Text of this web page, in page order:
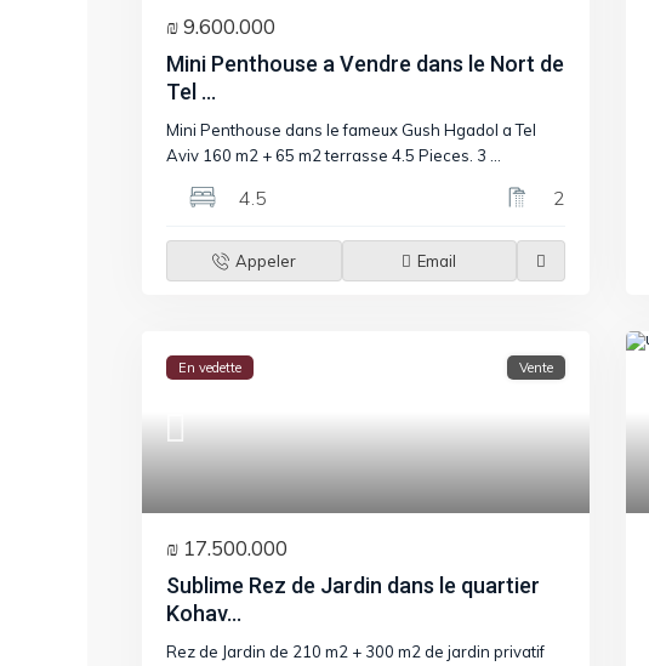
₪ 9.600.000
Mini Penthouse a Vendre dans le Nort de
Tel ...
Mini Penthouse dans le fameux Gush Hgadol a Tel
Aviv 160 m2 + 65 m2 terrasse 4.5 Pieces. 3
4.5 2
Appeler Email
En vedette Vente
₪ 17.500.000
Sublime Rez de Jardin dans le quartier
Kohav...
Rez de Jardin de 210 m2 + 300 m2 de jardin privatif